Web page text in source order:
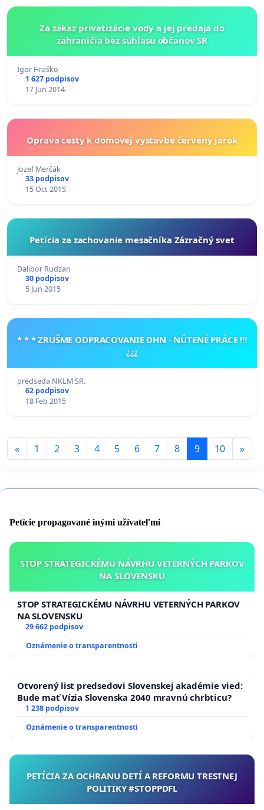
Za zákaz privatizácie vody a jej predaja do
zahraničia bez súhlasu občanov SR
Igor Hraško
1 627 podpisov
17 Jun 2014
Oprava cesty k domovej vystavbe červeny jarok
Jozef Merčák
33 podpisov
15 Oct 2015
Petícia za zachovanie mesačníka Zázračný svet
Dalibor Rudzan
30 podpisov
5 Jun 2015
* * * ZRUŠME ODPRACOVANIE DHN - NÚTENÉ PRÁCE !!!
¿¿¿
predseda NKLM SR.
62 podpisov
18 Feb 2015
« 1 2 3 4 5 6 7 8 9 10 »
Petície propagované inými užívateľmi
STOP STRATEGICKÉMU NÁVRHU VETERNÝCH PARKOV
NA SLOVENSKU
STOP STRATEGICKÉMU NÁVRHU VETERNÝCH PARKOV
NA SLOVENSKU
29 662 podpisov
Oznámenie o transparentnosti
Otvorený list predsedovi Slovenskej akadémie vied:
Bude mať Vízia Slovenska 2040 mravnú chrbticu?
1 238 podpisov
Oznámenie o transparentnosti
PETÍCIA ZA OCHRANU DETÍ A REFORMU TRESTNEJ
POLITIKY #STOPPDFL